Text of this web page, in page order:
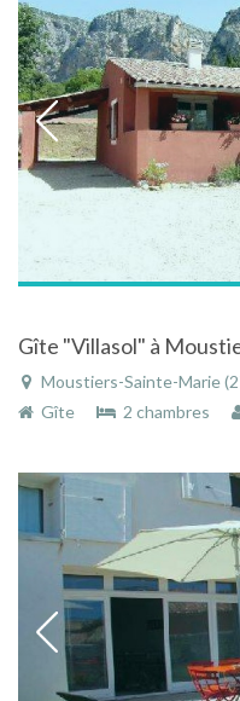
Moustiers-Sainte-Marie (27 km), Alpes-
Gîte
2 chambres